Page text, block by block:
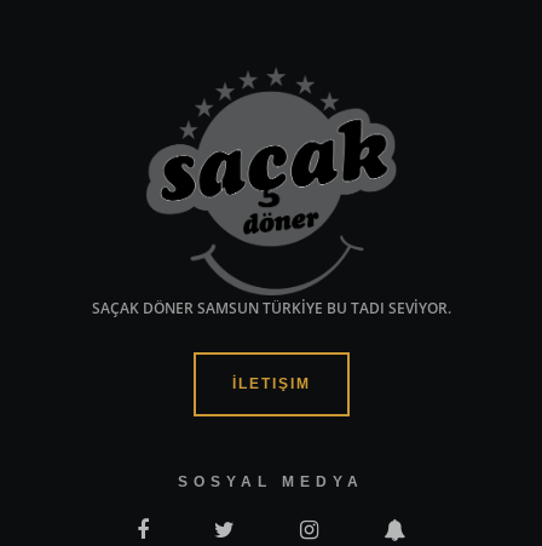
SAÇAK DÖNER SAMSUN TÜRKİYE BU TADI SEVİYOR.
İLETIŞIM
SOSYAL MEDYA